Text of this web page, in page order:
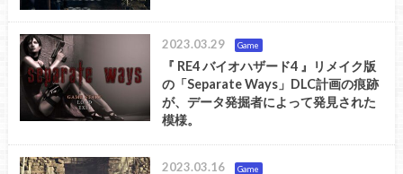
2023.03.29 Game
『 RE4 バイオハザード4 』リメイク版
の「Separate Ways」DLC計画の痕跡
が、データ発掘者によって発見された
模様。
2023.03.16 Game